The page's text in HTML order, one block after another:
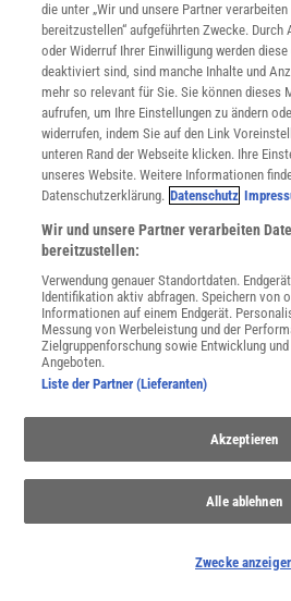
WEITERE NEUERSCHEINUNGEN
Spektrum.de-
Sie können unsere Newsletter jederzeit wieder
mit Ihren personenbezogenen Daten finden Sie in
SERVICES
Newsletter
Presse
Widerruf
die unter „Wir und unsere Partner
bereitzustellen“ aufgeführten Zwecke.
oder Widerruf Ihrer Einwilligung werden
deaktiviert sind, sind manche Inhalte und
mehr so relevant für Sie. Sie können dieses
aufrufen, um Ihre Einstellungen zu ändern
widerrufen, indem Sie auf den Link
unteren Rand der Webseite klicken. Ihre
unseres Website. Weitere Informationen
Datenschutzerklärung. Datenschutz
Wir und unsere Partner verarbeiten
bereitzustellen:
Verwendung genauer Standortdaten.
Identifikation aktiv abfragen. Speichern von
Informationen auf einem Endgerät.
Messung von Werbeleistung und der
Zielgruppenforschung sowie Entwicklung
Angeboten.
Liste der Partner (Lieferanten)
Akzeptieren
Alle ablehnen
Zwecke